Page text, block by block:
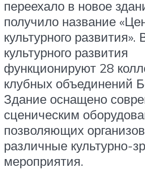
переехало в новое
получило название
культурного развития».
культурного развития
функционируют 28
клубных объединений
Здание оснащено
сценическим
позволяющих
различные культурно-
мероприятия.